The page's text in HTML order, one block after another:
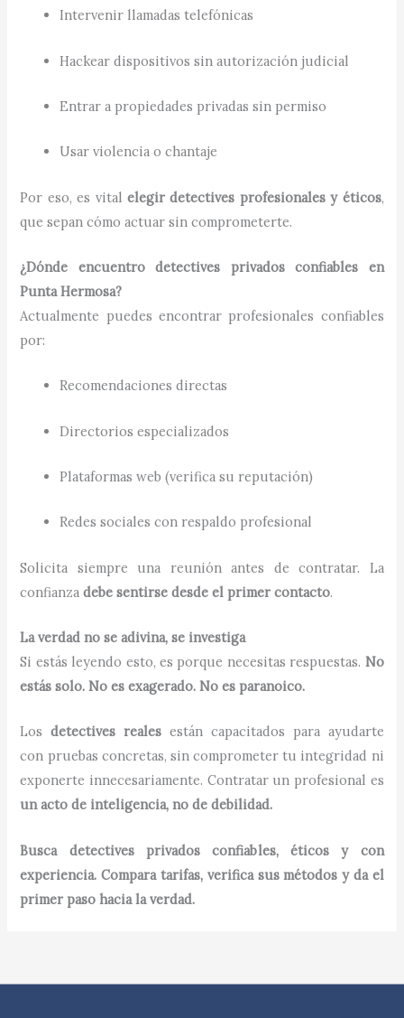
Intervenir llamadas telefónicas
Hackear dispositivos sin autorización judicial
Entrar a propiedades privadas sin permiso
Usar violencia o chantaje
Por eso, es vital elegir detectives profesionales y éticos,
que sepan cómo actuar sin comprometerte.
¿Dónde encuentro detectives privados confiables en
Punta Hermosa?
Actualmente puedes encontrar profesionales confiables
por:
Recomendaciones directas
Directorios especializados
Plataformas web (verifica su reputación)
Redes sociales con respaldo profesional
Solicita siempre una reunión antes de contratar. La
confianzadebe sentirse desde el primer contacto.
La verdad no se adivina, se investiga
Si estás leyendo esto, es porque necesitas respuestas. No
estás solo. No es exagerado. No es paranoico.
Losdetectives reales están capacitados para ayudarte
con pruebas concretas, sin comprometer tu integridad ni
exponerte innecesariamente. Contratar un profesional es
un acto de inteligencia, no de debilidad.
Busca detectives privados confiables, éticos y con
experiencia. Compara tarifas, verifica sus métodos y da el
primer paso hacia la verdad.